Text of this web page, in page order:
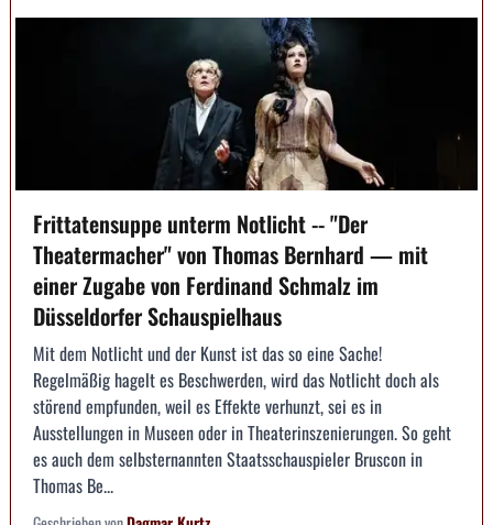
Frittatensuppe unterm Notlicht -- "Der
Theatermacher" von Thomas Bernhard — mit
einer Zugabe von Ferdinand Schmalz im
Düsseldorfer Schauspielhaus
Mit dem Notlicht und der Kunst ist das so eine Sache!
Regelmäßig hagelt es Beschwerden, wird das Notlicht doch als
störend empfunden, weil es Effekte verhunzt, sei es in
Ausstellungen in Museen oder in Theaterinszenierungen. So geht
es auch dem selbsternannten Staatsschauspieler Bruscon in
Thomas Be...